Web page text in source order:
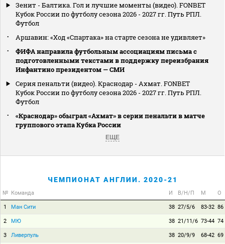
Зенит - Балтика. Гол и лучшие моменты (видео). FONBET
Кубок России по футболу сезона 2026 - 2027 гг. Путь РПЛ.
Футбол
Аршавин: «Ход «Спартака» на старте сезона не удивляет»
ФИФА направила футбольным ассоциациям письма с
подготовленными текстами в поддержку переизбрания
Инфантино президентом — СМИ
Серия пенальти (видео). Краснодар - Ахмат. FONBET
Кубок России по футболу сезона 2026 - 2027 гг. Путь РПЛ.
Футбол
«Краснодар» обыграл «Ахмат» в серии пенальти в матче
группового этапа Кубка России
ЕЩЕ
ЧЕМПИОНАТ АНГЛИИ. 2020-21
№ Команда И В/Н/П М О
1 Ман Сити 38 27/5/6 83-32 86
2 МЮ 38 21/11/6 73-44 74
3 Ливерпуль 38 20/9/9 68-42 69